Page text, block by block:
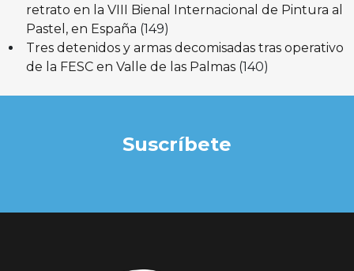
retrato en la VIII Bienal Internacional de Pintura al
Pastel, en España (149)
Tres detenidos y armas decomisadas tras operativo
de la FESC en Valle de las Palmas (140)
Suscríbete